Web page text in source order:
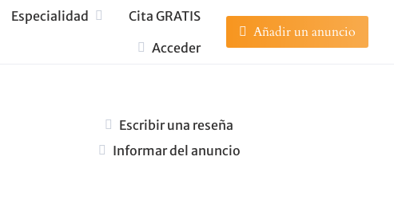
Especialidad
Cita GRATIS
Acceder
Añadir un anuncio
Escribir una reseña
Informar del anuncio